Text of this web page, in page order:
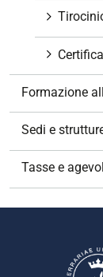
Formazione
Sedi e
Tasse e